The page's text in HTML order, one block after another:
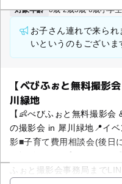
対象年齢 0歳-2歳3歳-6歳小学生
お子さん連れで来ら
いというのもございま
【べびふぉと無料撮
川緑地
【👶べびふぉと無料撮影
の撮影会 in 犀川緑地📍イ
影■子育て費用相談会(後日
で撮影データプレゼント
ふぉと撮影会事務局まで